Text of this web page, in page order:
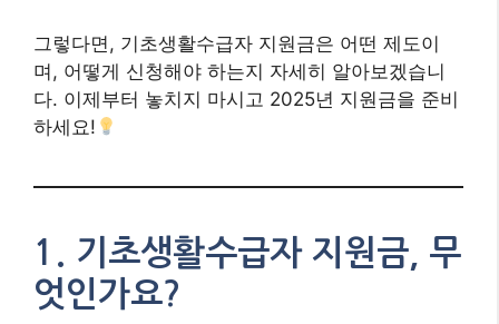
그렇다면, 기초생활수급자 지원금은 어떤 제도이
며, 어떻게 신청해야 하는지 자세히 알아보겠습니
다. 이제부터 놓치지 마시고 2025년 지원금을 준비
하세요!
1. 기초생활수급자 지원금, 무
엇인가요?